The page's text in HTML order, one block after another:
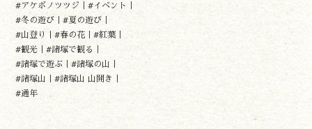
#アケボノツツジ
#イベント
#冬の遊び
#夏の遊び
#山登り
#春の花
#紅葉
#観光
#諸塚で観る
#諸塚で遊ぶ
#諸塚の山
#諸塚山
#諸塚山 山開き
#通年